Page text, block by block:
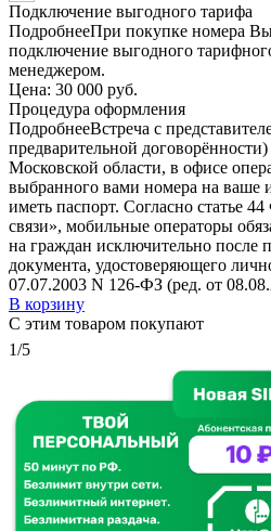
Подключение выгодного тарифа
ПодробнееПри покупке номера Вы
подключение выгодного
менеджером.
Цена: 30 000 руб.
Процедура оформления
ПодробнееВстреча с
предварительной
Московской области, в офисе
выбранного вами номера на ваше
иметь паспорт. Согласно статье
связи», мобильные операторы
на граждан исключительно после
документа, удостоверяющего
07.07.2003 N 126-ФЗ (ред. от
В корзину
С этим товаром покупают
1/5